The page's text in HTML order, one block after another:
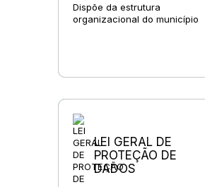
Dispõe da estrutura
organizacional do município
LEI GERAL DE
PROTEÇÃO DE
DADOS